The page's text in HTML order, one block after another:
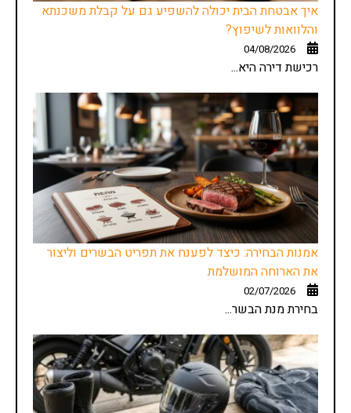
איך אבטחת הבית יכולה להשפיע גם על קבלת משכנתא
והלוואות לשיפוץ?
04/08/2026
רכישת דירה היא...
אמנות הבחירה: כיצד לפענח את תפריט הבשרים וליצור
את הארוחה המושלמת
02/07/2026
בחירת מנת הבשר...